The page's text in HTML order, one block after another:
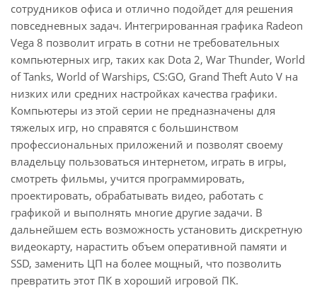
сотрудников офиса и отлично подойдет для решения
повседневных задач. Интегрированная графика Radeon
Vega 8 позволит играть в сотни не требовательных
компьютерных игр, таких как Dota 2, War Thunder, World
of Tanks, World of Warships, CS:GO, Grand Theft Auto V на
низких или средних настройках качества графики.
Компьютеры из этой серии не предназначены для
тяжелых игр, но справятся с большинством
профессиональных приложений и позволят своему
владельцу пользоваться интернетом, играть в игры,
смотреть фильмы, учится программировать,
проектировать, обрабатывать видео, работать с
графикой и выполнять многие другие задачи. В
дальнейшем есть возможность установить дискретную
видеокарту, нарастить объем оперативной памяти и
SSD, заменить ЦП на более мощный, что позволить
превратить этот ПК в хороший игровой ПК.